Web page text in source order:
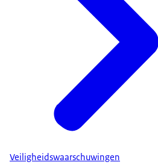
Veiligheidswaarschuwingen